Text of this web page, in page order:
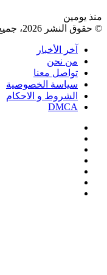
جميع الحقوق محفوظة |
الأخبار
نحن
معنا
الخصوصية
و الاحكام